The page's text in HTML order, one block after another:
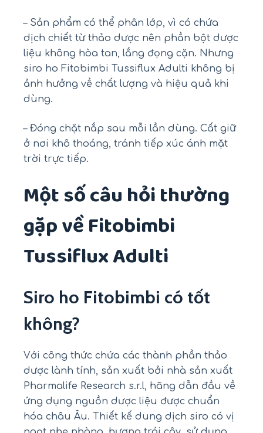
– Sản phẩm có thể phân lớp, vì có chứa
dịch chiết từ thảo dược nên phần bột dược
liệu không hòa tan, lắng đọng cặn. Nhưng
siro ho Fitobimbi Tussiflux Adulti không bị
ảnh hưởng về chất lượng và hiệu quả khi
dùng.
– Đóng chặt nắp sau mỗi lần dùng. Cất giữ
ở nơi khô thoáng, tránh tiếp xúc ánh mặt
trời trực tiếp.
Một số câu hỏi thường
gặp về Fitobimbi
Tussiflux Adulti
Siro ho Fitobimbi có tốt
không?
Với công thức chứa các thành phần thảo
dược lành tính, sản xuất bởi nhà sản xuất
Pharmalife Research s.r.l, hãng dẫn đầu về
ứng dụng nguồn dược liệu được chuẩn
hóa châu Âu. Thiết kế dung dịch siro có vị